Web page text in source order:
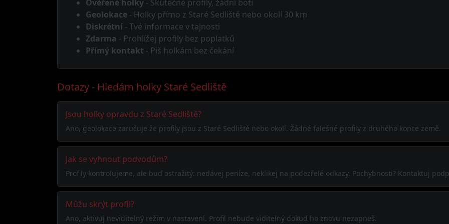
Ověřené holky - Skutečné profily, žádní boti
Geolokace - Holky přímo z Staré Sedliště nebo okolí 30 km
Diskrétní - Tvé informace v tajnosti
Zdarma - Prohlížej profily bez poplatků
Přímý kontakt - Piš holkám bez čekání
Dotazy - Hledám holky Staré Sedliště
Jsou holky opravdu z Staré Sedliště?
Ano, geolokace zaručuje že profily jsou z Staré Sedliště nebo okolí. Žádné falešné profily z druhého konce země.
Jak se vyhnout podvodům?
Profily kontrolujeme, ale buď ostražitý: nedávej peníze, neklikej na podezřelé odkazy. Pochybnosti? Kontaktuj
Můžu skrýt profil?
Ano, aktivuj neviditelný režim v nastavení. Profil nebude viditelný dokud ho znovu nezapneš.